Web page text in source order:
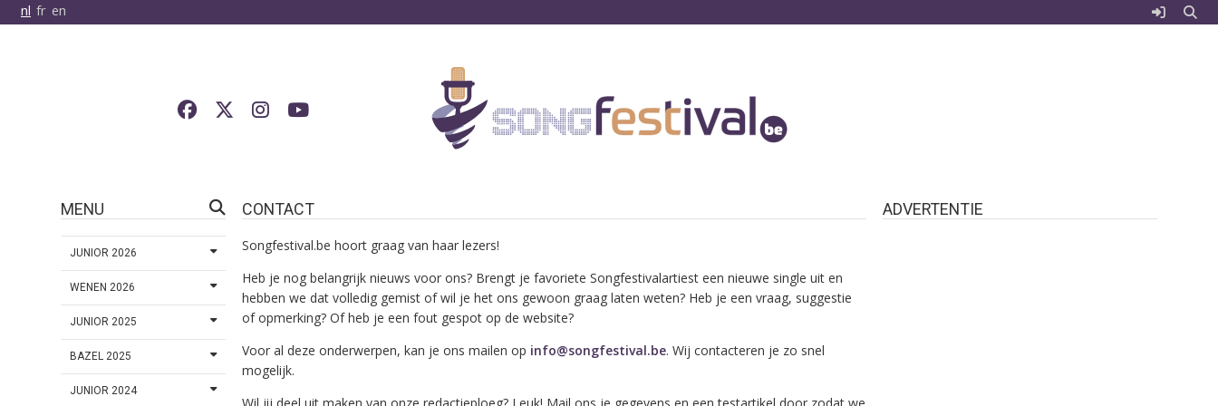
nl fr en
MENU
JUNIOR 2026
WENEN 2026
JUNIOR 2025
BAZEL 2025
JUNIOR 2024
CONTACT
Songfestival.be hoort graag van haar lezers!
Heb je nog belangrijk nieuws voor ons? Brengt je favoriete Songfestivalartiest een nieuwe single uit en
hebben we dat volledig gemist of wil je het ons gewoon graag laten weten? Heb je een vraag, suggestie
of opmerking? Of heb je een fout gespot op de website?
Voor al deze onderwerpen, kan je ons mailen op info@songfestival.be. Wij contacteren je zo snel
mogelijk.
ADVERTENTIE